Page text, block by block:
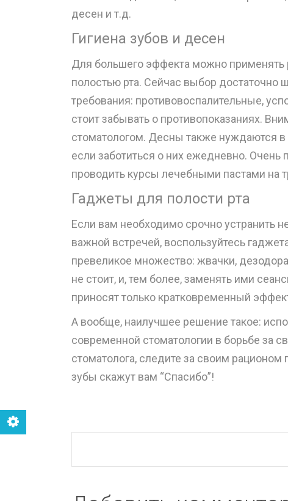
десен и т.д.
Гигиена зубов и десен
Для большего эффекта можно
полостью рта. Сейчас выбор достаточно
требования: противовоспалительные,
стоит забывать о противопоказаниях.
стоматологом. Десны также нуждаются
если заботиться о них ежедневно. Очень
проводить курсы лечебными пастами на
Гаджеты для полости рта
Если вам необходимо срочно устранить
важной встречей, воспользуйтесь
превеликое множество: жвачки,
не стоит, и, тем более, заменять ими
приносят только кратковременный
А вообще, наилучшее решение такое:
современной стоматологии в борьбе за
стоматолога, следите за своим рационом
зубы скажут вам “Спасибо”!